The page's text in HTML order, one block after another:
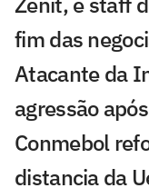
fim das
Atacante da
agressão
Conmebol
distancia da